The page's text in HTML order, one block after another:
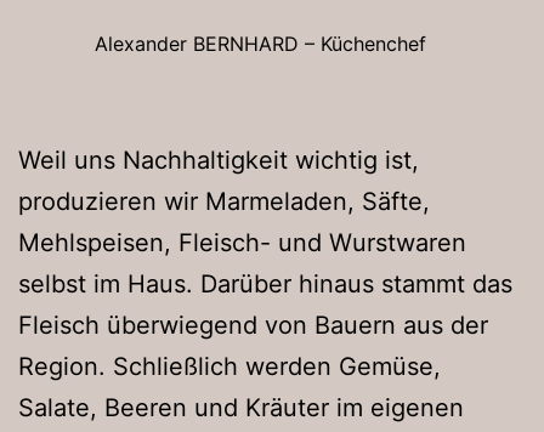
Alexander BERNHARD – Küchenchef
Weil uns Nachhaltigkeit wichtig ist,
produzieren wir Marmeladen, Säfte,
Mehlspeisen, Fleisch- und Wurstwaren
selbst im Haus. Darüber hinaus stammt das
Fleisch überwiegend von Bauern aus der
Region. Schließlich werden Gemüse,
Salate, Beeren und Kräuter im eigenen